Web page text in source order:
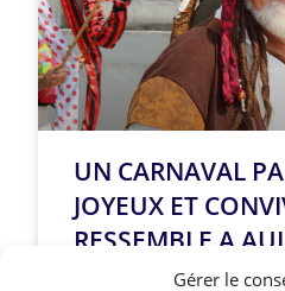
Gérer le
UN CARNAVAL
JOYEUX ET
RESSEMBLE A